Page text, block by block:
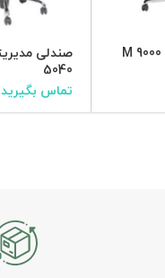
5040
تماس بگیرید